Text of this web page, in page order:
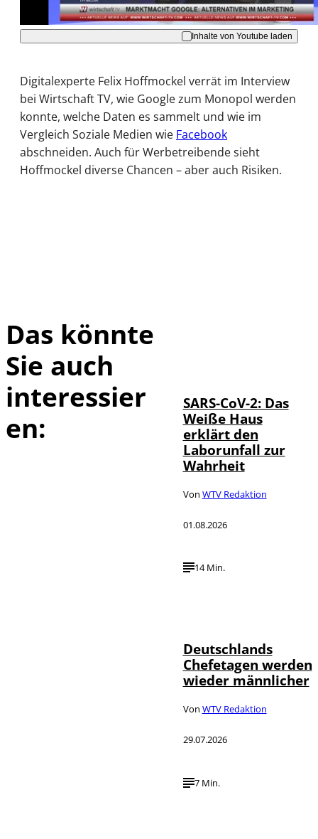
Inhalte von Youtube laden
Digitalexperte Felix Hoffmockel verrät im Interview
bei Wirtschaft TV, wie Google zum Monopol werden
konnte, welche Daten es sammelt und wie im
Vergleich Soziale Medien wie Facebook
abschneiden. Auch für Werbetreibende sieht
Hoffmockel diverse Chancen – aber auch Risiken.
Das könnte
Sie auch
interessier
en:
SARS-CoV-2: Das
Weiße Haus
erklärt den
Laborunfall zur
Wahrheit
Von WTV Redaktion
01.08.2026
14 Min.
Deutschlands
Chefetagen werden
wieder männlicher
Von WTV Redaktion
29.07.2026
7 Min.